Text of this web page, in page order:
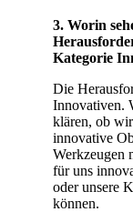
3. Worin
Kategorie
Die
Innovativen.
klären, ob wir
innovative
Werkzeugen
für uns
oder unsere
können.